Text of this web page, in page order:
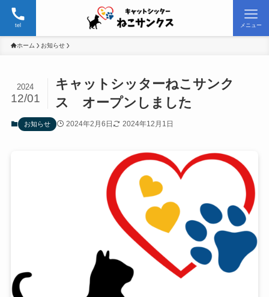
tel メニュー
ホーム お知らせ
キャットシッターねこサンク
ス オープンしました
2024
12/01
お知らせ 2024年2月6日 2024年12月1日